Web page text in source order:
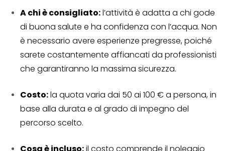
A chi è consigliato:l’attività è adatta a chi gode
di buona salute e ha confidenza con l’acqua. Non
è necessario avere esperienze pregresse, poiché
sarete costantemente affiancati da professionisti
che garantiranno la massima sicurezza.
Costo:la quota varia dai 50 ai 100 € a persona, in
base alla durata e al grado di impegno del
percorso scelto.